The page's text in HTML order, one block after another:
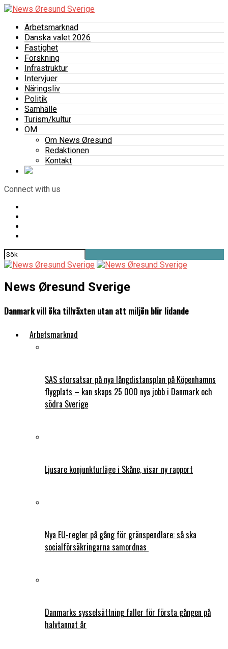
Arbetsmarknad
Danska valet 2026
Fastighet
Forskning
Infrastruktur
Intervjuer
Näringsliv
Politik
Samhälle
Turism/kultur
OM
Om News Øresund
Redaktionen
Kontakt
Connect with us
News Øresund Sverige
Danmark vill öka tillväxten utan att miljön blir lidande
Arbetsmarknad
SAS storsatsar på nya långdistansplan på Köpenhamns
flygplats – kan skaps 25 000 nya jobb i Danmark och
södra Sverige
Ljusare konjunkturläge i Skåne, visar ny rapport
Nya EU-regler på gång för gränspendlare: så ska
socialförsäkringarna samordnas
Danmarks sysselsättning faller för första gången på
halvtannat år